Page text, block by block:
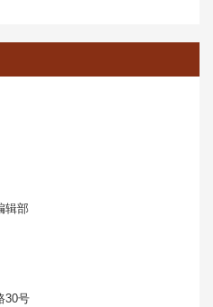
辑部
30号